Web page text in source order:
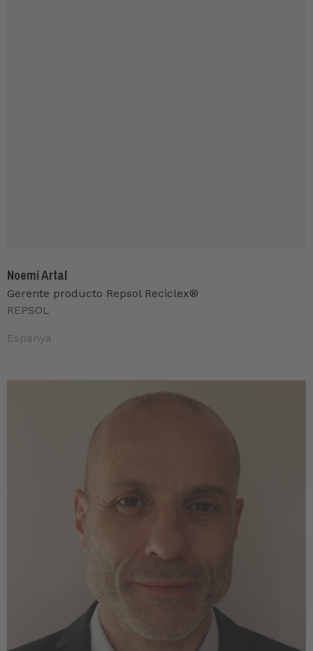
Noemí Artal
Gerente producto Repsol Reciclex®
REPSOL
Espanya